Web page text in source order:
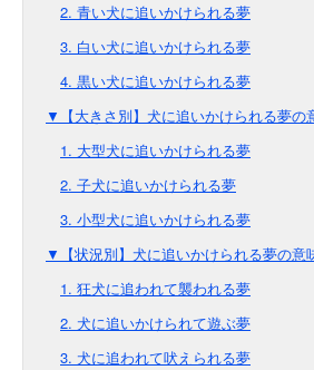
2. 青い犬に追いかけられる夢
3. 白い犬に追いかけられる夢
4. 黒い犬に追いかけられる夢
▼【大きさ別】犬に追いかけられる夢の
1. 大型犬に追いかけられる夢
2. 子犬に追いかけられる夢
3. 小型犬に追いかけられる夢
▼【状況別】犬に追いかけられる夢の意
1. 狂犬に追われて襲われる夢
2. 犬に追いかけられて遊ぶ夢
3. 犬に追われて吠えられる夢